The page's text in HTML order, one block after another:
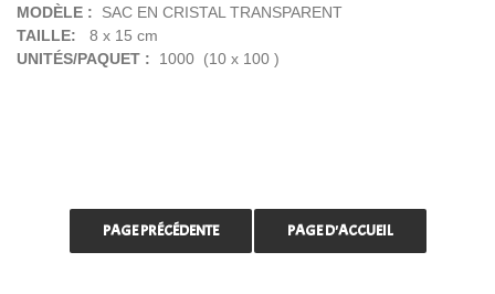
MODÈLE :
SAC EN CRISTAL TRANSPARENT
TAILLE:
8 x 15 cm
UNITÉS/PAQUET : 1000 (10 x 100 )